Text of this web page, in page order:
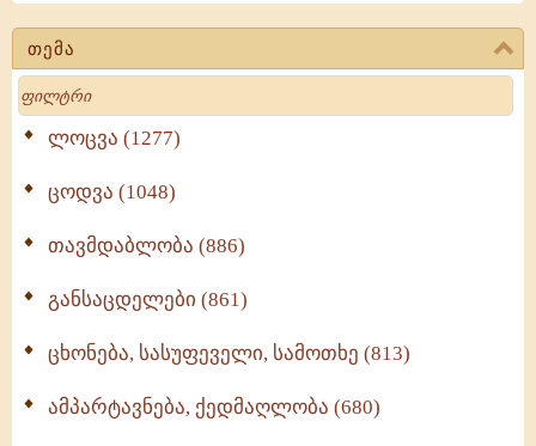
თემა
Search
ლოცვა (1277)
ცოდვა (1048)
თავმდაბლობა (886)
განსაცდელები (861)
ცხონება, სასუფეველი, სამოთხე (813)
ამპარტავნება, ქედმაღლობა (680)